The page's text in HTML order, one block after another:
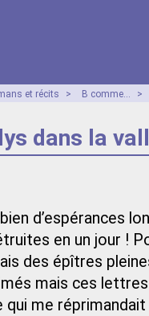
et récits > B comme... >
dans la
d’espérances
en un jour !
des épîtres
mais ces
qui me